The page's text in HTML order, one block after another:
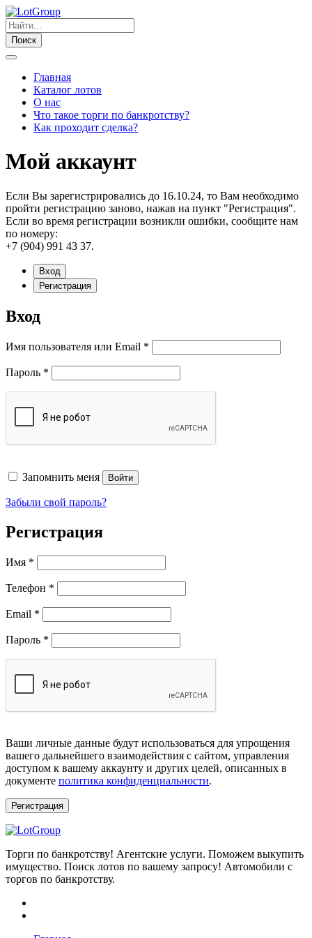
Поиск
Главная
Каталог лотов
О нас
Что такое торги по банкротству?
Как проходит сделка?
Мой аккаунт
Если Вы зарегистрировались до 16.10.24, то Вам необходимо
пройти регистрацию заново, нажав на пункт "Регистрация".
Если во время регистрации возникли ошибки, сообщите нам
по номеру:
+7 (904) 991 43 37.
Вход
Регистрация
Вход
Имя пользователя или Email *
Пароль *
Запомнить меня Войти
Забыли свой пароль?
Регистрация
Имя *
Телефон *
Email *
Пароль *
Ваши личные данные будут использоваться для упрощения
вашего дальнейшего взаимодействия с сайтом, управления
доступом к вашему аккаунту и других целей, описанных в
документе политика конфиденциальности.
Регистрация
Торги по банкротству! Агентские услуги. Поможем выкупить
имущество. Поиск лотов по вашему запросу! Автомобили с
торгов по банкротству.